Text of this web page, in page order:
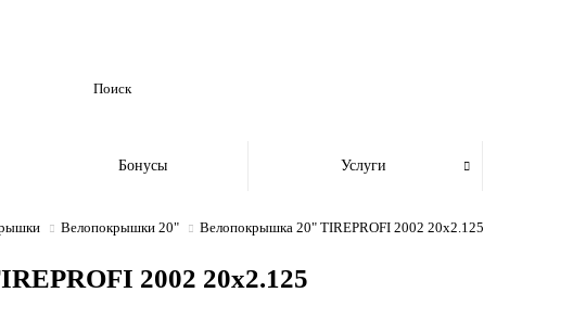
Бонусы Услуги
Велопокрышки 20" Велопокрышка 20" TIREPROFI 2002 20x2.125
2002 20x2.125